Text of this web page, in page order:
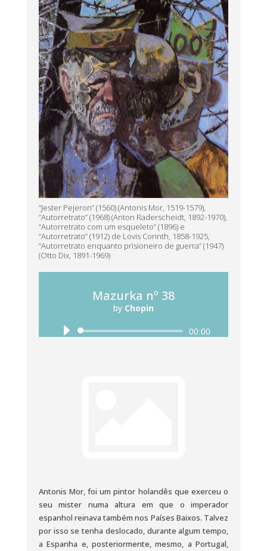
“Jester Pejeron” (1560) (Antonis Mor, 1519-1579),
“Autorretrato” (1968) (Anton Raderscheidt, 1892-1970),
“Autorretrato com um esqueleto” (1896) e
“Autorretrato” (1912) de Lovis Corinth, 1858-1925,
“Autorretrato enquanto prisioneiro de guerra” (1947)
(Otto Dix, 1891-1969)
Mazurka nº 38
by Chopin
Reprodutor
00:00
Antonis Mor, foi um pintor holandês que exerceu o
seu mister numa altura em que o imperador
espanhol reinava também nos Países Baixos. Talvez
por isso se tenha deslocado, durante algum tempo,
a Espanha e, posteriormente, mesmo, a Portugal,